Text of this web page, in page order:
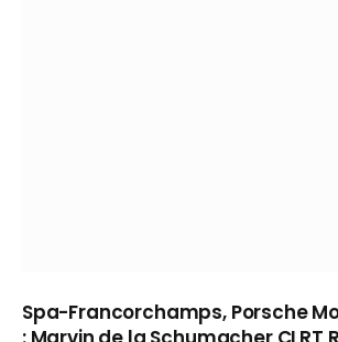
Spa-Francorchamps, Porsche